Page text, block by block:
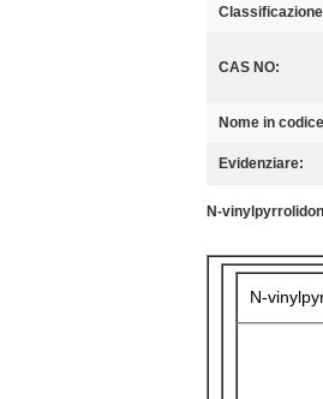
CAS NO:
Nome in
Evidenziare:
N-
N-